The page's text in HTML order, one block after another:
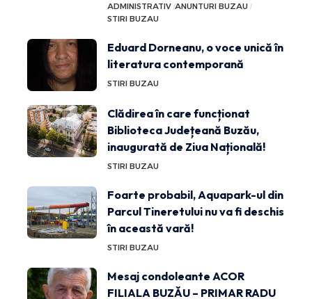
ADMINISTRATIV ANUNTURI BUZAU
STIRI BUZAU
Eduard Dorneanu, o voce unică în
literatura contemporană
STIRI BUZAU
Clădirea în care funcționat
Biblioteca Județeană Buzău,
inaugurată de Ziua Națională!
STIRI BUZAU
Foarte probabil, Aquapark-ul din
Parcul Tineretului nu va fi deschis
în această vară!
STIRI BUZAU
Mesaj condoleante ACOR
FILIALA BUZĂU – PRIMAR RADU